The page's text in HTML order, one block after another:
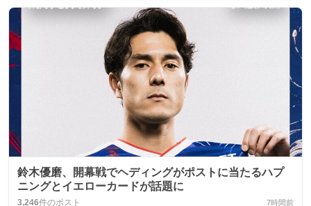
鈴木優磨、開幕戦でヘディングがポストに当たるハプ
ニングとイエローカードが話題に
3,246件のポスト 7時間前